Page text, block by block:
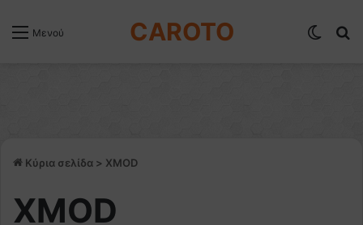
Μενού CAROTO
Κύρια σελίδα > XMOD
XMOD